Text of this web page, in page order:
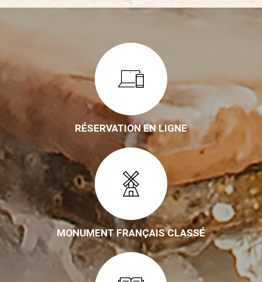
RÉSERVATION EN LIGNE
MONUMENT FRANÇAIS CLASSÉ